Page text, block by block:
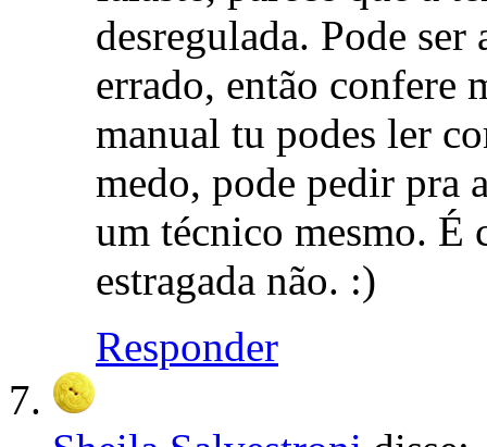
desregulada. Pode ser
errado, então confere
manual tu podes ler
medo, pode pedir pra
um técnico mesmo. É
estragada não. :)
Responder